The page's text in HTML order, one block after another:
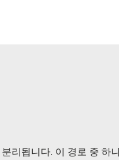
리됩니다. 이 경로 중